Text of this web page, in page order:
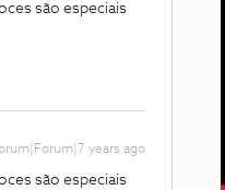
são especiais
years ago
são especiais